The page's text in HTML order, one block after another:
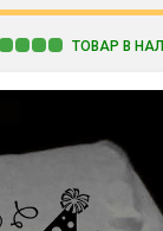
ТОВАР В